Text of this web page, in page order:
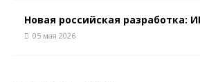
Новая российская разработка:
05 мая 2026